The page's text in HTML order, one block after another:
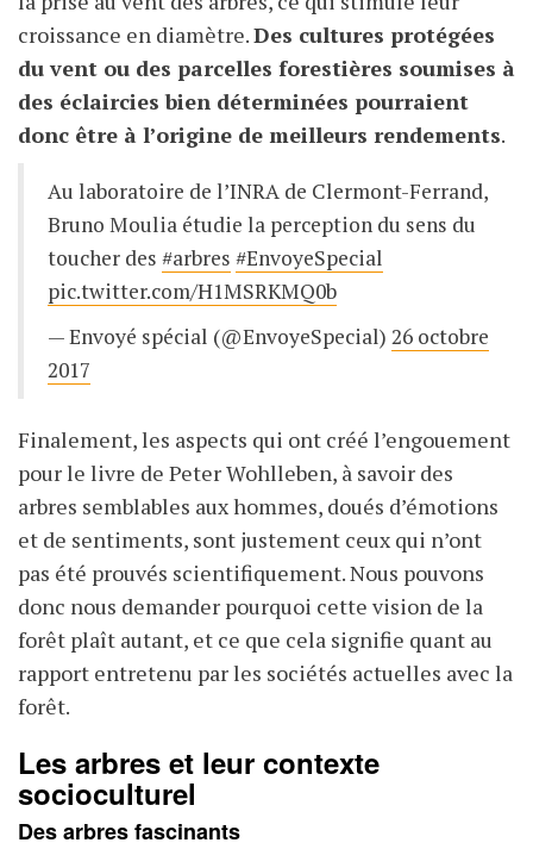
croissance en diamètre.Des cultures protégées
du vent ou des parcelles forestières soumises à
des éclaircies bien déterminées pourraient
donc être à l’origine de meilleurs rendements.
Au laboratoire de l’INRA de Clermont-Ferrand,
Bruno Moulia étudie la perception du sens du
toucher des #arbres #EnvoyeSpecial
pic.twitter.com/H1MSRKMQ0b
— Envoyé spécial (@EnvoyeSpecial) 26 octobre
2017
Finalement, les aspects qui ont créé l’engouement
pour le livre de Peter Wohlleben, à savoir des
arbres semblables aux hommes, doués d’émotions
et de sentiments, sont justement ceux qui n’ont
pas été prouvés scientifiquement. Nous pouvons
donc nous demander pourquoi cette vision de la
forêt plaît autant, et ce que cela signifie quant au
rapport entretenu par les sociétés actuelles avec la
forêt.
Les arbres et leur contexte
socioculturel
Des arbres fascinants